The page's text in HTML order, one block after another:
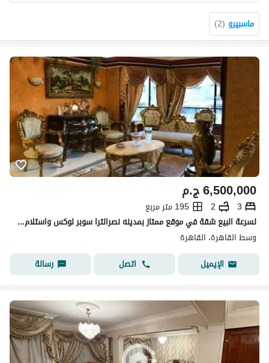
ماسبيرو (
2
)
ج.م6,500,000
3
2
195 متر مربع
لسرعة البيع شقة في موقع ممتاز بمدينه نصرالترا سوبر لوكس واستلام فوري
وسط القاهرة، القاهرة
الإيميل
اتصل رسالة